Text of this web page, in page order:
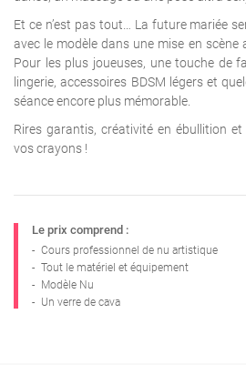
Et ce n’est pas tout… La future mariée
avec le modèle dans une mise en scène
Pour les plus joueuses, une touche de
lingerie, accessoires BDSM légers et
séance encore plus mémorable.
Rires garantis, créativité en ébullition
vos crayons !
Le prix comprend :
- Cours professionnel de nu artistique
- Tout le matériel et équipement
- Modèle Nu
- Un verre de cava